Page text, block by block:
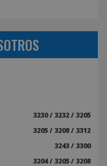
3230 / 3232 / 3205
3205 / 3208 / 3312
3243 / 3300
3204 / 3205 / 3208